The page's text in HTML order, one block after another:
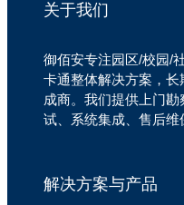
关于我们
御佰安专注园区/校园/
卡通整体解决方案，
成商。我们提供上门
试、系统集成、售后维
解决方案与产品